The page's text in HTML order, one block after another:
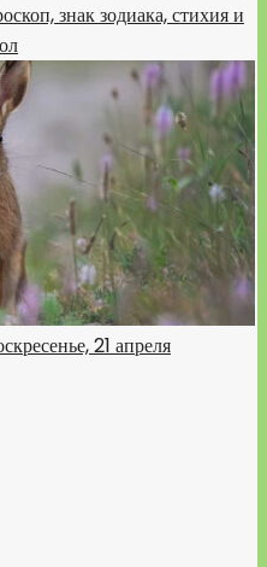
знак зодиака, стихия и
21 апреля